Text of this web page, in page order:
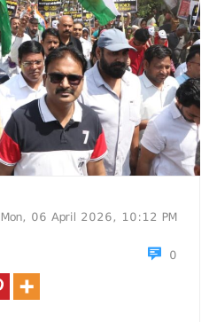
Mon, 06 April 2026, 10:12 PM
0